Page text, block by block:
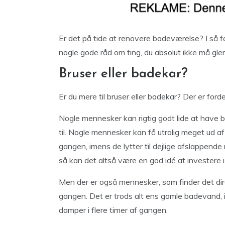
Er det på tide at renovere badeværelse? I så
nogle gode råd om ting, du absolut ikke må
Bruser eller badekar?
Er du mere til bruser eller badekar? Der er
Nogle mennesker kan rigtig godt lide at
til. Nogle mennesker kan få utrolig meget ud
gangen, imens de lytter til dejlige
så kan det altså være en god idé at investere
Men der er også mennesker, som finder det
gangen. Det er trods alt ens gamle
damper i flere timer af gangen.